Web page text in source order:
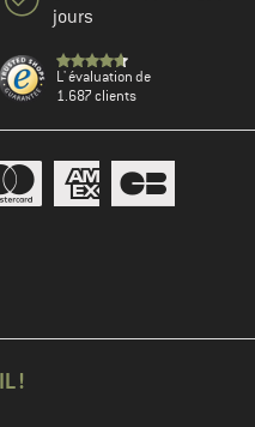
jours
L' évaluation de
1.687 clients
!